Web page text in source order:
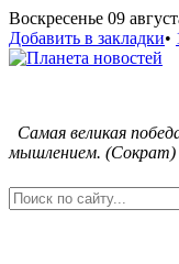
Воскресенье 09
Добавить в закладки•
Самая великая
мышлением. (Сократ)